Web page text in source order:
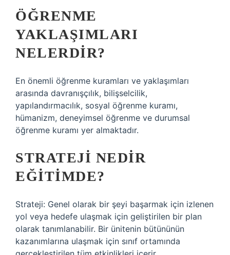
ÖĞRENME
YAKLAŞIMLARI
NELERDIR?
En önemli öğrenme kuramları ve yaklaşımları
arasında davranışçılık, bilişselcilik,
yapılandırmacılık, sosyal öğrenme kuramı,
hümanizm, deneyimsel öğrenme ve durumsal
öğrenme kuramı yer almaktadır.
STRATEJI NEDIR
EĞITIMDE?
Strateji: Genel olarak bir şeyi başarmak için izlenen
yol veya hedefe ulaşmak için geliştirilen bir plan
olarak tanımlanabilir. Bir ünitenin bütününün
kazanımlarına ulaşmak için sınıf ortamında